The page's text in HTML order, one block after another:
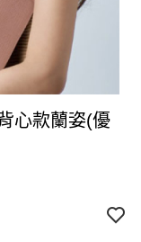
心款蘭姿(優